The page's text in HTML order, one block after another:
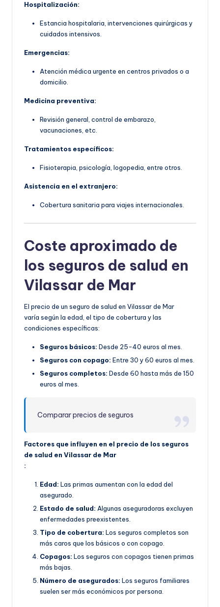
Hospitalización:
Estancia hospitalaria, intervenciones quirúrgicas y
cuidados intensivos.
Emergencias:
Atención médica urgente en centros privados o a
domicilio.
Medicina preventiva:
Revisión general, control de embarazo,
vacunaciones, etc.
Tratamientos específicos:
Fisioterapia, psicología, logopedia, entre otros.
Asistencia en el extranjero:
Cobertura sanitaria para viajes internacionales.
Coste aproximado de
los seguros de salud en
Vilassar de Mar
El precio de un seguro de salud en Vilassar de Mar
varía según la edad, el tipo de cobertura y las
condiciones específicas:
Seguros básicos: Desde 25-40 euros al mes.
Seguros con copago: Entre 30 y 60 euros al mes.
Seguros completos: Desde 60 hasta más de 150
euros al mes.
Comparar precios de seguros
Factores que influyen en el precio de los seguros
de salud en Vilassar de Mar
:
Edad: Las primas aumentan con la edad del
asegurado.
Estado de salud: Algunas aseguradoras excluyen
enfermedades preexistentes.
Tipo de cobertura: Los seguros completos son
más caros que los básicos o con copago.
Copagos: Los seguros con copagos tienen primas
más bajas.
Número de asegurados: Los seguros familiares
suelen ser más económicos por persona.